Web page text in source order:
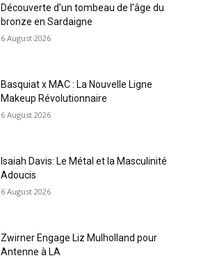
Découverte d’un tombeau de l’âge du
bronze en Sardaigne
6 August 2026
Basquiat x MAC : La Nouvelle Ligne
Makeup Révolutionnaire
6 August 2026
Isaiah Davis: Le Métal et la Masculinité
Adoucis
6 August 2026
Zwirner Engage Liz Mulholland pour
Antenne à LA